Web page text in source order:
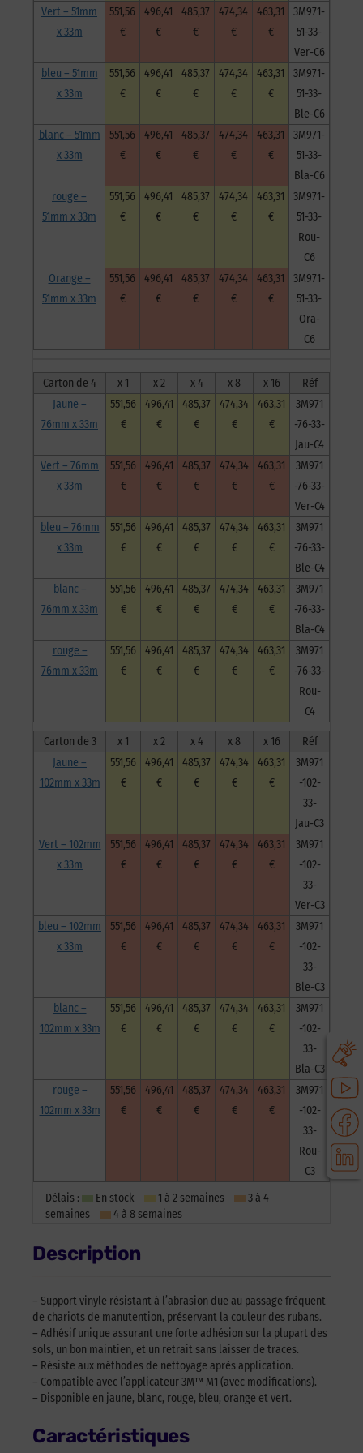
Vert – 51mm
x 33m
551,56
€
496,41
€
485,37
€
474,34
€
463,31
€
3M971-
51-33-
Ver-C6
bleu – 51mm
x 33m
551,56
€
496,41
€
485,37
€
474,34
€
463,31
€
3M971-
51-33-
Ble-C6
blanc – 51mm
x 33m
551,56
€
496,41
€
485,37
€
474,34
€
463,31
€
3M971-
51-33-
Bla-C6
rouge –
51mm x 33m
551,56
€
496,41
€
485,37
€
474,34
€
463,31
€
3M971-
51-33-
Rou-
C6
Orange –
51mm x 33m
551,56
€
496,41
€
485,37
€
474,34
€
463,31
€
3M971-
51-33-
Ora-
C6
Carton de 4 x 1 x 2 x 4 x 8 x 16
Réf
Jaune –
76mm x 33m
551,56
€
496,41
€
485,37
€
474,34
€
463,31
€
3M971
-76-33-
Jau-C4
Vert – 76mm
x 33m
551,56
€
496,41
€
485,37
€
474,34
€
463,31
€
3M971
-76-33-
Ver-C4
bleu – 76mm
x 33m
551,56
€
496,41
€
485,37
€
474,34
€
463,31
€
3M971
-76-33-
Ble-C4
blanc –
76mm x 33m
551,56
€
496,41
€
485,37
€
474,34
€
463,31
€
3M971
-76-33-
Bla-C4
rouge –
76mm x 33m
551,56
€
496,41
€
485,37
€
474,34
€
463,31
€
3M971
-76-33-
Rou-
C4
Carton de 3 x 1 x 2 x 4 x 8 x 16
Réf
Jaune –
102mm x 33m
551,56
€
496,41
€
485,37
€
474,34
€
463,31
€
3M971
-102-
33-
Jau-C3
Vert – 102mm
x 33m
551,56
€
496,41
€
485,37
€
474,34
€
463,31
€
3M971
-102-
33-
Ver-C3
bleu – 102mm
x 33m
551,56
€
496,41
€
485,37
€
474,34
€
463,31
€
3M971
-102-
33-
Ble-C3
blanc –
102mm x 33m
551,56
€
496,41
€
485,37
€
474,34
€
463,31
€
3M971
-102-
33-
Bla-C3
rouge –
102mm x 33m
551,56
€
496,41
€
485,37
€
474,34
€
463,31
€
3M971
-102-
33-
Rou-
C3
Délais :
En stock 1 à 2 semaines
3 à 4
semaines
4 à 8 semaines
Description
– Support vinyle résistant à l’abrasion due au passage fréquent
de chariots de manutention, préservant la couleur des rubans.
– Adhésif unique assurant une forte adhésion sur la plupart des
sols, un bon maintien, et un retrait sans laisser de traces.
– Résiste aux méthodes de nettoyage après application.
– Compatible avec l’applicateur 3M™ M1 (avec modifications).
– Disponible en jaune, blanc, rouge, bleu, orange et vert.
Caractéristiques